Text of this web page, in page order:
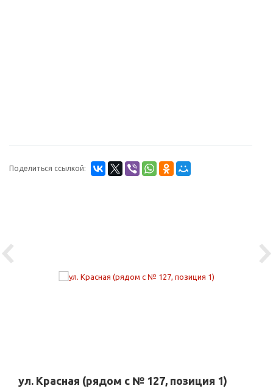
Поделиться ссылкой:
Previous
ул. Красная (рядом с № 127, позиция 1)